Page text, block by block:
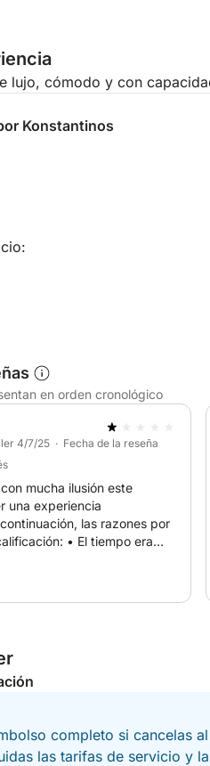
lujo, cómodo y con
Konstantinos
en orden cronológico
4/7/25 · Fecha de la reseña
mucha ilusión este
una experiencia
las razones por
• El tiempo era
y, en lugar de
y al oleaje alto, sufrimos
convirtió en una pesadilla. •
duraría 5 horas, solo
en un puerto diferente al
llamaron a un taxi para que
al hotel y, al llegar, el
20 euros (aunque habíamos
completo si cancelas
las tarifas de servicio y